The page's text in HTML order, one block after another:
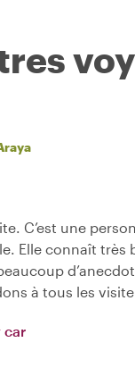
C’est une
Elle connaît très
à tous les
car